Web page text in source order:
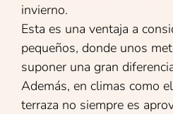
invierno.
Esta es una ventaja a
pequeños, donde unos
suponer una gran
Además, en climas como
terraza no siempre es